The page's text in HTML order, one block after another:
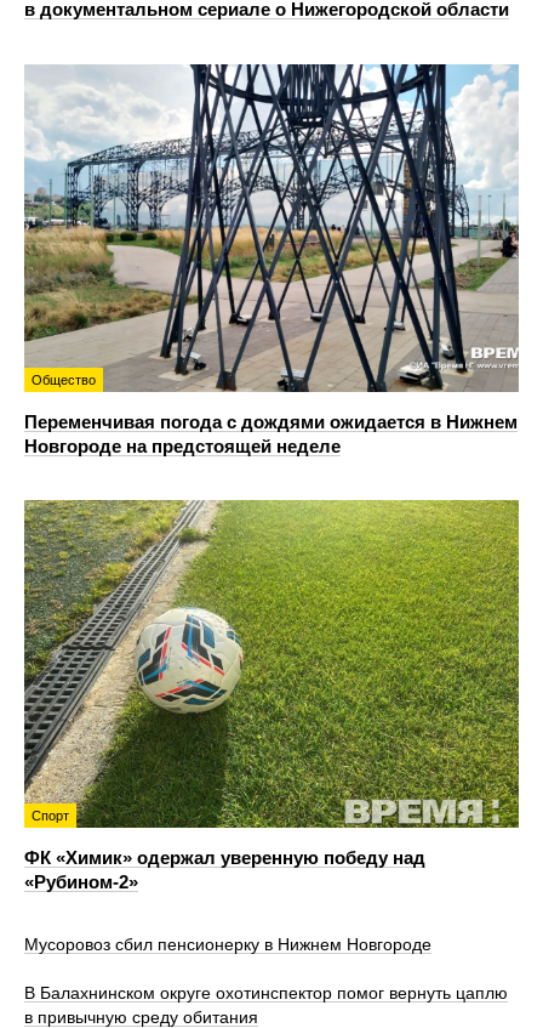
в документальном сериале о Нижегородской области
Общество
Переменчивая погода с дождями ожидается в Нижнем
Новгороде на предстоящей неделе
Спорт
ФК «Химик» одержал уверенную победу над
«Рубином‑2»
Мусоровоз сбил пенсионерку в Нижнем Новгороде
В Балахнинском округе охотинспектор помог вернуть цаплю
в привычную среду обитания